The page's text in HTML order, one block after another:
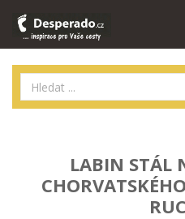
LABIN STÁL